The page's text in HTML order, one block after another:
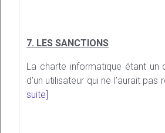
7. LES SANCTIONS
La charte informatique étant un
d’un utilisateur qui ne l’aurait
suite]